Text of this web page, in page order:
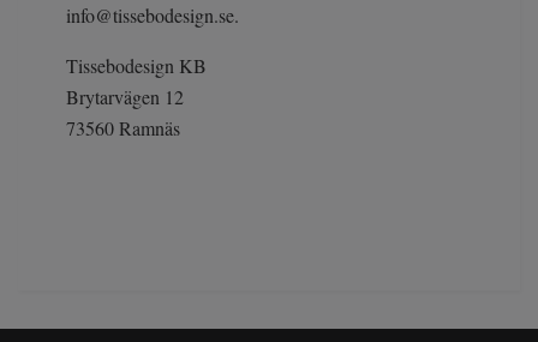
info@tissebodesign.se.
Tissebodesign KB
Brytarvägen 12
73560 Ramnäs